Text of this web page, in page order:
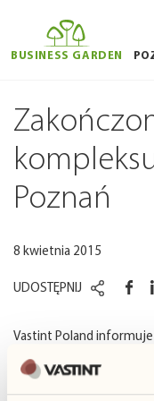
BUSINESS GARDEN
BUKARESZT
RYGA
WILNO
WROCŁAW
Poznań
8 kwietnia 2015
UDOSTĘPNIJ
Vastint Poland
etapu kompleksu
oddaniem inwestycji
2